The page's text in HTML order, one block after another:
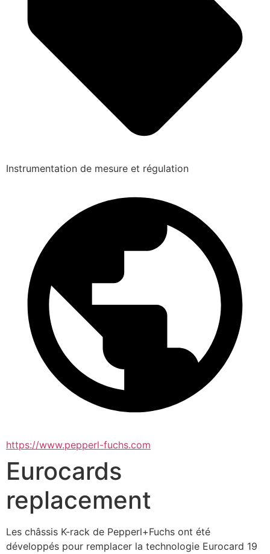
Instrumentation de mesure et régulation
https://www.pepperl-fuchs.com
Eurocards
replacement
Les châssis K-rack de Pepperl+Fuchs ont été
développés pour remplacer la technologie Eurocard 19